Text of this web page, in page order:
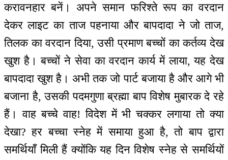
करावनहार बनें। अपने समान फरिश्ते रूप का वरदान
देकर लाइट का ताज पहनाया और बापदादा ने जो ताज,
तिलक का वरदान दिया, उसी प्रमाण बच्चों का कर्तव्य देख
खुश है। बच्चों ने सेवा का वरदान कार्य में लाया, यह देख
बापदादा खुश है। अभी तक जो पार्ट बजाया है और आगे भी
बजाना है, उसकी पदमगुणा ब्रह्मा बाप विशेष मुबारक दे रहे
हैं। वाह बच्चे वाह! विदेश में भी चक्कर लगाया तो क्या
देखा? हर बच्चा स्नेह में समाया हुआ है, तो बाप द्वारा
समर्थियाँ मिली हैं क्योंकि यह दिन विशेष स्नेह से समर्थियों